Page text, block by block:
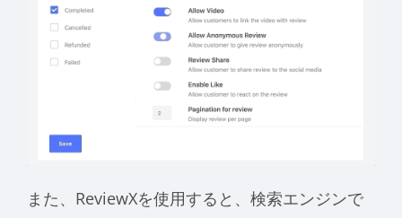
また、ReviewXを使用すると、検索エンジンで